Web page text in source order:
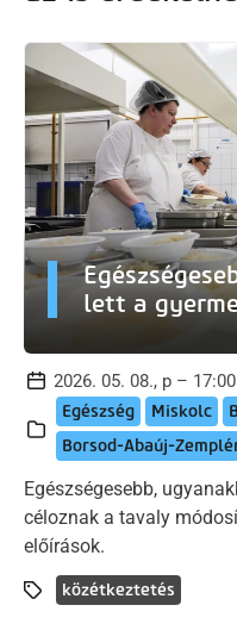
lett a
2026. 05. 08., p – 17:00
Egészség Miskolc
Borsod-Abaúj-
Egészségesebb,
céloznak a tavaly
előírások.
közétkeztetés